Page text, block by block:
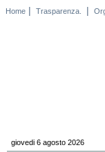
Home | Trasparenza. |
giovedi 6 agosto 2026